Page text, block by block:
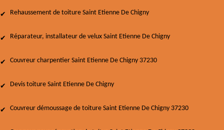
Rehaussement de toiture Saint Etienne De Chigny
Réparateur, installateur de velux Saint Etienne De Chigny
Couvreur charpentier Saint Etienne De Chigny 37230
Devis toiture Saint Etienne De Chigny
Couvreur démoussage de toiture Saint Etienne De Chigny 37230